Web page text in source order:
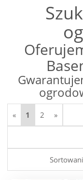
« 1 2 »